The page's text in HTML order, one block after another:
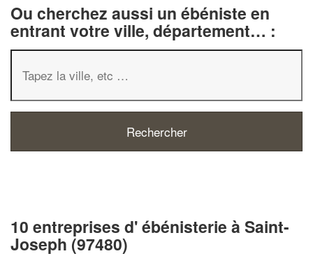
Ou cherchez aussi un ébéniste en
entrant votre ville, département… :
10 entreprises d' ébénisterie à Saint-
Joseph (97480)